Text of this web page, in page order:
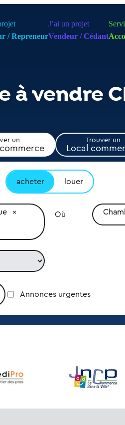
/ Repreneur
J’ai un projet
Vendeur / Cédant
à vendre
un Trouver un
Local
acheter louer
Où
Annonces urgentes